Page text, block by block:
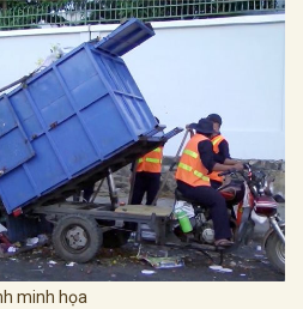
minh họa